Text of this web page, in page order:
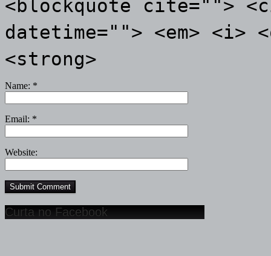
<blockquote cite="">
datetime=""> <em> <i>
<strong>
Name: *
Email: *
Website:
Curta no Facebook